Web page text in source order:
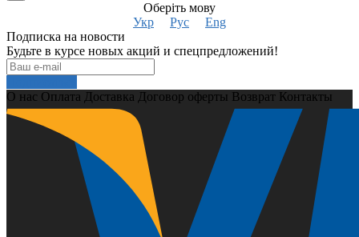
Оберіть мову
Укр
Рус
Eng
Подписка на новости
Будьте в курсе новых акций и спецпредложений!
О нас Оплата Доставка Договор оферты Возврат Контакты